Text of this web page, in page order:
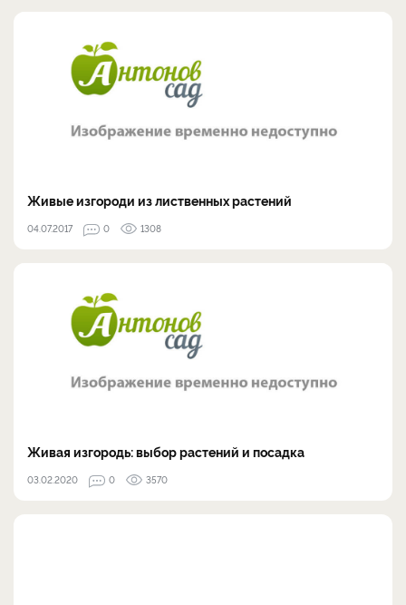
Живые изгороди из лиственных растений
04.07.2017 0 1308
Живая изгородь: выбор растений и посадка
03.02.2020 0 3570